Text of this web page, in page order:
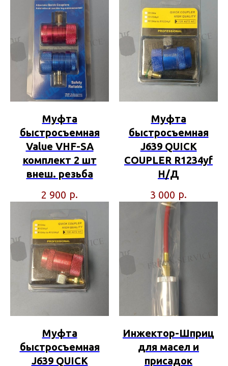
Муфта
быстросъемная
Value VHF-SA
комплект 2 шт
внеш. резьба
2 900 р.
Муфта
быстросъемная
J639 QUICK
COUPLER R1234yf
Н/Д
3 000 р.
Муфта
быстросъемная
J639 QUICK
Инжектор-Шприц
для масел и
присадок